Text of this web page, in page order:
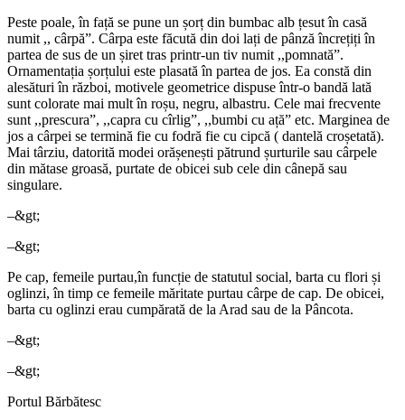
Peste poale, în față se pune un șorț din bumbac alb țesut în casă
numit ,, cârpă”. Cârpa este făcută din doi lați de pânză încrețiți în
partea de sus de un șiret tras printr-un tiv numit ,,pomnată”.
Ornamentația șorțului este plasată în partea de jos. Ea constă din
alesături în război, motivele geometrice dispuse într-o bandă lată
sunt colorate mai mult în roșu, negru, albastru. Cele mai frecvente
sunt ,,prescura”, ,,capra cu cîrlig”, ,,bumbi cu ață” etc. Marginea de
jos a cârpei se termină fie cu fodră fie cu cipcă ( dantelă croșetată).
Mai târziu, datorită modei orășenești pătrund șurturile sau cârpele
din mătase groasă, purtate de obicei sub cele din cânepă sau
singulare.
–&gt;
–&gt;
Pe cap, femeile purtau,în funcție de statutul social, barta cu flori și
oglinzi, în timp ce femeile măritate purtau cârpe de cap. De obicei,
barta cu oglinzi erau cumpărată de la Arad sau de la Pâncota.
–&gt;
–&gt;
Portul Bărbătesc